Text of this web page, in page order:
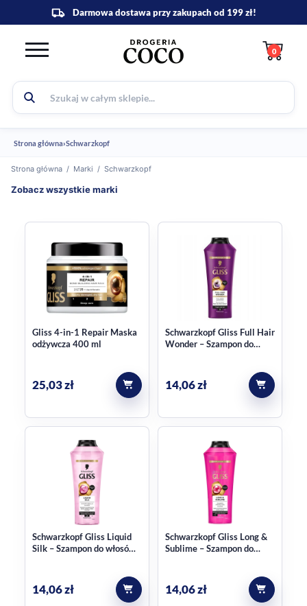
0
Strona główna›Schwarzkopf
Strona główna / Marki / Schwarzkopf
Zobacz wszystkie marki
Gliss 4-in-1 Repair Maska
odżywcza 400 ml
25,03zł
Schwarzkopf Gliss Full Hair
Wonder – Szampon do
14,06zł
Schwarzkopf Gliss Liquid
Silk – Szampon do włosów
14,06zł
Schwarzkopf Gliss Long &
Sublime – Szampon do
14,06zł